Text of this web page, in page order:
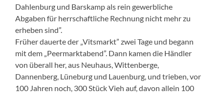
Dahlenburg und Barskamp als rein gewerbliche
Abgaben für herrschaftliche Rechnung nicht mehr zu
erheben sind”.
Früher dauerte der „Vitsmarkt” zwei Tage und begann
mit dem „Peermarktabend”. Dann kamen die Händler
von überall her, aus Neuhaus, Wittenberge,
Dannenberg, Lüneburg und Lauenburg, und trieben, vor
100 Jahren noch, 300 Stück Vieh auf, davon allein 100